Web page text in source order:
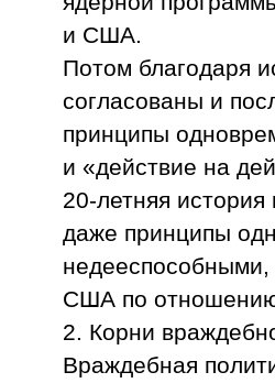
и США.
Потом благодаря
согласованы и
принципы
и «действие на
20-летняя
даже принципы
недееспособными,
США по
2. Корни
Враждебная